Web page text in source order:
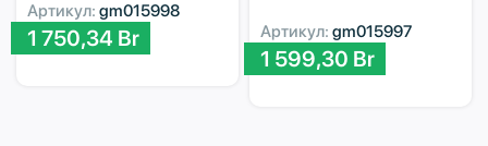
Артикул: gm015998
1 750,34 Br Артикул: gm015997
1 599,30 Br